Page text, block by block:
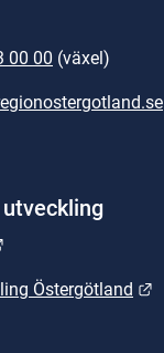
00 00 (växel)
Östergötland